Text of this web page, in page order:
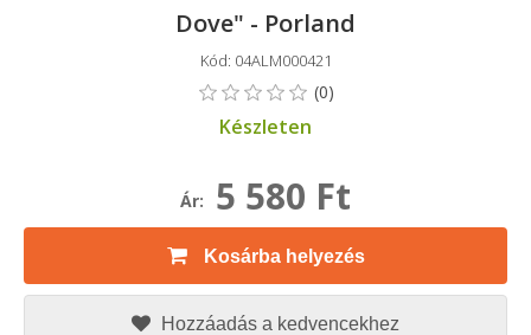
Dove" - ​​Porland
Kód: 04ALM000421
Készleten
Ár: 5 580 Ft
Kosárba helyezés
Hozzáadás a kedvencekhez